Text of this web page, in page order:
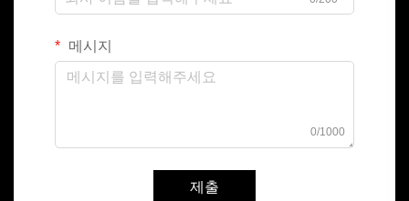
메시지
0/1000
제출